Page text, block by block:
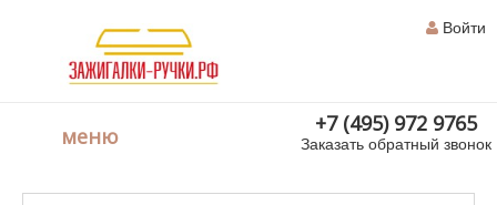
Войти
меню +7 (495) 972 9765
Заказать обратный звонок